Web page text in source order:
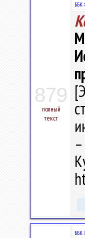
879
полный
текст
ББК
ББК